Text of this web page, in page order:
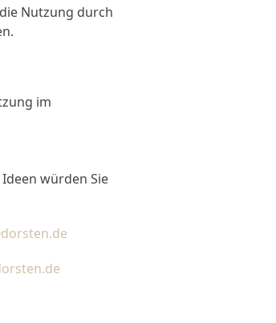
Nutzung durch
im
würden Sie